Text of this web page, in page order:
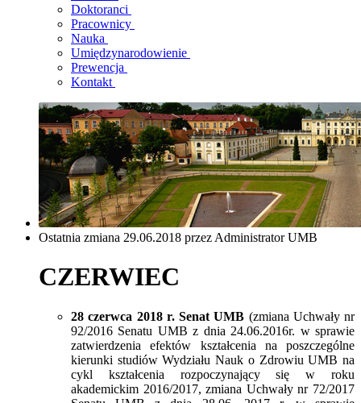
Doktoranci
Pracownicy
Nauka
Umiędzynarodowienie
Prewencja
Kontakt
Ostatnia zmiana 29.06.2018 przez Administrator UMB
CZERWIEC
28 czerwca 2018 r. Senat UMB (zmiana Uchwały nr
92/2016 Senatu UMB z dnia 24.06.2016r. w sprawie
zatwierdzenia efektów kształcenia na poszczególne
kierunki studiów Wydziału Nauk o Zdrowiu UMB na
cykl kształcenia rozpoczynający się w roku
akademickim 2016/2017, zmiana Uchwały nr 72/2017